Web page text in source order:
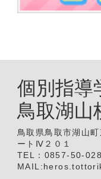
個別指
鳥取湖山
鳥取県鳥取市湖山
ートⅣ２０１
TEL：0857-50-